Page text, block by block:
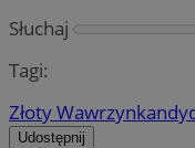
Słuchaj
Tagi:
Złoty Wawrzyn
Udostępnij